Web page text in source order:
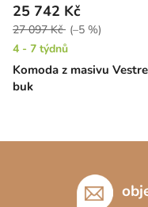
Komoda z masivu
buk
25 742 Kč
27 097 Kč (–5 %)
4 - 7 týdnů